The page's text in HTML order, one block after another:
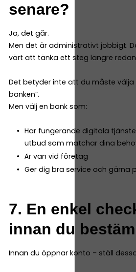
senare?
Ja, det går.
Men det är administrativt jobbigt.
värt att tänka ett steg längre
Det betyder inte att du måste välja
banken”.
Men välj en bank som:
Har fungerande digitala
utbud som matchar dina
Är van vid företag
Ger dig bra service och gärna
7. En enkel
innan du
Innan du öppnar konto – ställ